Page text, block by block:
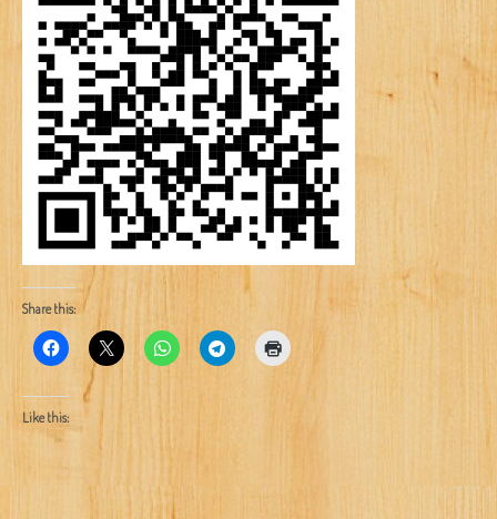
Share this:
Like this: